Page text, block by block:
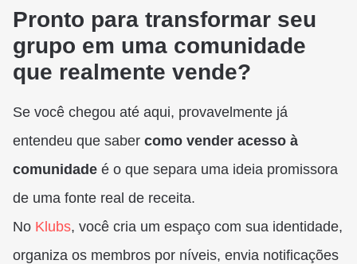
Pronto para transformar seu
grupo em uma comunidade
que realmente vende?
Se você chegou até aqui, provavelmente já
entendeu que saber como vender acesso à
comunidade é o que separa uma ideia promissora
de uma fonte real de receita.
No Klubs, você cria um espaço com sua identidade,
organiza os membros por níveis, envia notificações